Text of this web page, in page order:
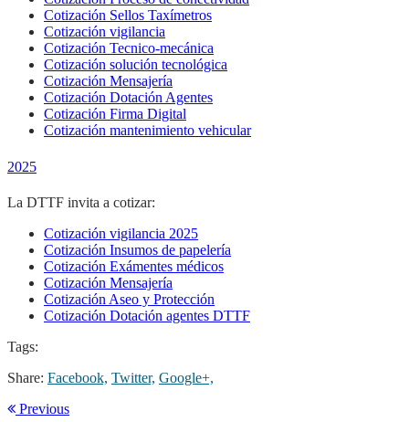
Cotización Sellos Taxímetros
Cotización vigilancia
Cotización Tecnico-mecánica
Cotización solución tecnológica
Cotización Mensajería
Cotización Dotación Agentes
Cotización Firma Digital
Cotización mantenimiento vehicular
2025
La DTTF invita a cotizar:
Cotización vigilancia 2025
Cotización Insumos de papelería
Cotización Exámentes médicos
Cotización Mensajería
Cotización Aseo y Protección
Cotización Dotación agentes DTTF
Tags:
Share: Facebook, Twitter, Google+,
Previous